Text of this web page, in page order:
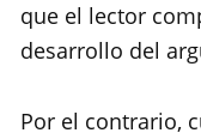
que el lector
desarrollo del
Por el contrario,